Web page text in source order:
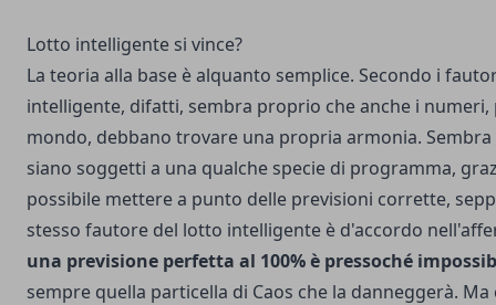
Lotto intelligente si vince?
La teoria alla base è alquanto semplice. Secondo i
intelligente, difatti, sembra proprio che anche i
mondo, debbano trovare una propria armonia.
siano soggetti a una qualche specie di programma,
possibile mettere a punto delle previsioni corrette,
stesso fautore del lotto intelligente è d'accordo
una previsione perfetta al 100% è pressoché
sempre quella particella di Caos che la danneggerà.